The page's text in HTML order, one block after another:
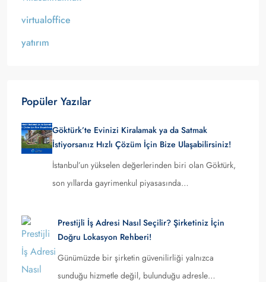
virtualoffice
yatırım
Popüler Yazılar
Göktürk’te Evinizi Kiralamak ya da Satmak
İstiyorsanız Hızlı Çözüm İçin Bize Ulaşabilirsiniz!
İstanbul’un yükselen değerlerinden biri olan Göktürk,
son yıllarda gayrimenkul piyasasında…
Prestijli İş Adresi Nasıl Seçilir? Şirketiniz İçin
Doğru Lokasyon Rehberi!
Günümüzde bir şirketin güvenilirliği yalnızca
sunduğu hizmetle değil, bulunduğu adresle…